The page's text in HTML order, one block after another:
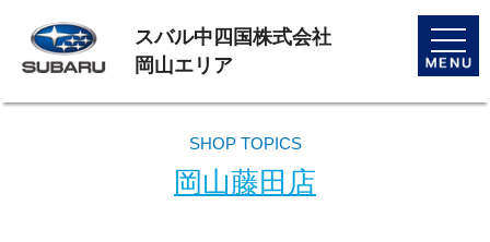
toggle
スバル中四国株式会社
岡山エリア
SHOP TOPICS
岡山藤田店